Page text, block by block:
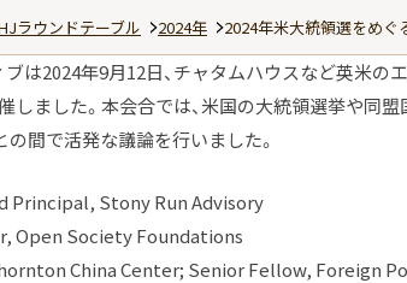
ラウンドテーブル 2024年 2024年米大統領選をめぐ
ブは2024年9月12日、チャタムハウスなど英米の
ました。本会合では、米国の大統領選挙や同盟
間で活発な議論を行いました。
Principal, Stony Run Advisory
Open Society Foundations
China Center; Senior Fellow, Foreign